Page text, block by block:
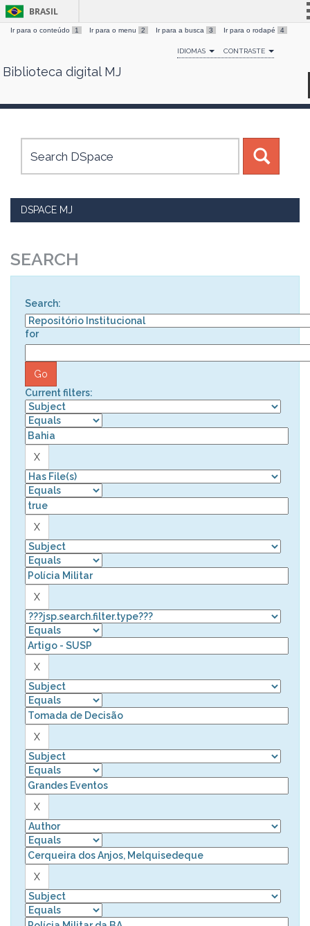
Skip
BRASIL
Simplifique!
Comunica BR
Canais
Ir para o conteúdo 1 Ir para o menu 2 Ir para a busca 3 Ir para o rodapé 4
IDIOMAS CONTRASTE
Biblioteca digital MJ
DSPACE MJ
SEARCH
Search:
for
Current filters: